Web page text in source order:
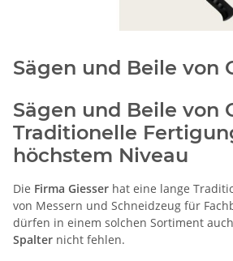
Sägen und Beile von
Sägen und Beile von
Traditionelle
höchstem Niveau
Die Firma Giesser hat eine lange
von Messern und Schneidzeug für
dürfen in einem solchen Sortiment auch
Spalter nicht fehlen.